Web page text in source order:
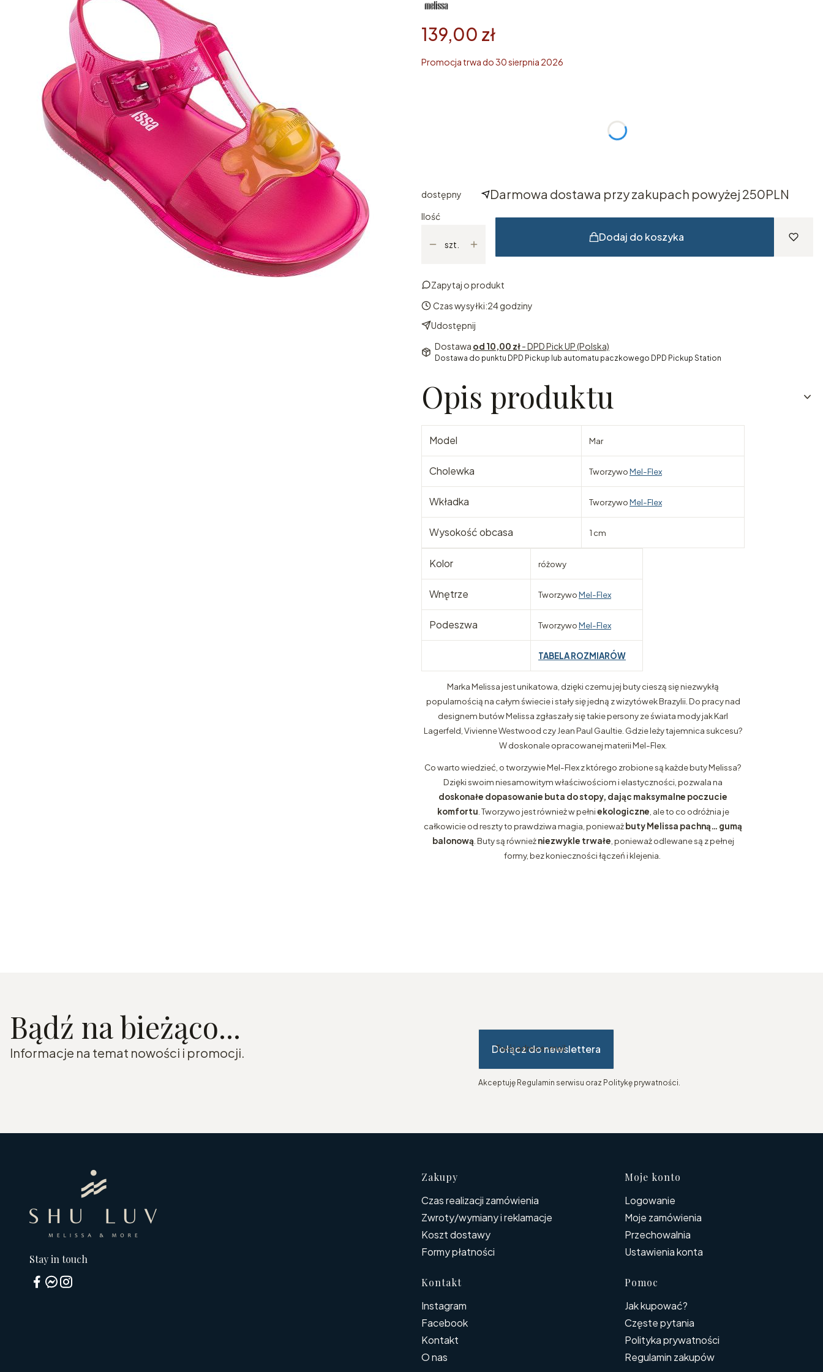
139,00 zł
Promocja trwa do 30 sierpnia 2026
dostępny Darmowa dostawa przy zakupach powyżej 250PLN
Ilość
szt.
Dodaj do koszyka
Zapytaj o produkt
Czas wysyłki:24 godziny
Udostępnij
Dostawa od 10,00 zł- DPD Pick UP (Polska)
Dostawa do punktu DPD Pickup lub automatu paczkowego DPD Pickup Station
Opis produktu
Model Mar
Cholewka TworzywoMel-Flex
Wkładka TworzywoMel-Flex
Wysokość obcasa 1 cm
Kolor różowy
Wnętrze TworzywoMel-Flex
Podeszwa TworzywoMel-Flex
TABELA ROZMIARÓW
Marka Melissa jest unikatowa, dzięki czemu jej buty cieszą się niezwykłą
popularnością na całym świecie i stały się jedną z wizytówek Brazylii. Do pracy nad
designem butów Melissa zgłaszały się takie persony ze świata mody jak Karl
Lagerfeld, Vivienne Westwood czy Jean Paul Gaultie. Gdzie leży tajemnica sukcesu?
W doskonale opracowanej materii Mel-Flex.
Co warto wiedzieć, o tworzywie Mel-Flex z którego zrobione są każde buty Melissa?
Dzięki swoim niesamowitym właściwościom i elastyczności, pozwala na
doskonałe dopasowanie buta do stopy, dając maksymalne poczucie
komfortu . Tworzywo jest również w pełniekologiczne , ale to co odróżnia je
całkowicie od reszty to prawdziwa magia, ponieważbuty Melissa pachną… gumą
balonową . Buty są równieżniezwykle trwałe , ponieważ odlewane są z pełnej
formy, bez konieczności łączeń i klejenia.
Bądź na bieżąco...
Informacje na temat nowości i promocji. Twój adres e-mail
Dołącz do newslettera
Akceptuję Regulamin serwisu oraz Politykę prywatności.
Stay in touch
Linki w stopce
Zakupy
Czas realizacji zamówienia
Zwroty/wymiany i reklamacje
Koszt dostawy
Formy płatności
Moje konto
Logowanie
Moje zamówienia
Przechowalnia
Ustawienia konta
Kontakt
Instagram
Facebook
Kontakt
O nas
Pomoc
Jak kupować?
Częste pytania
Polityka prywatności
Regulamin zakupów